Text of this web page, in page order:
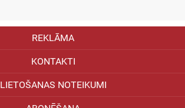
REKLĀMA
KONTAKTI
LIETOŠANAS NOTEIKUMI